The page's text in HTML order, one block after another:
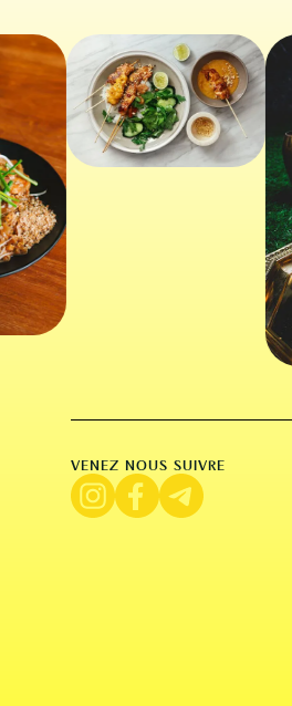
VENEZ NOUS SUIVRE